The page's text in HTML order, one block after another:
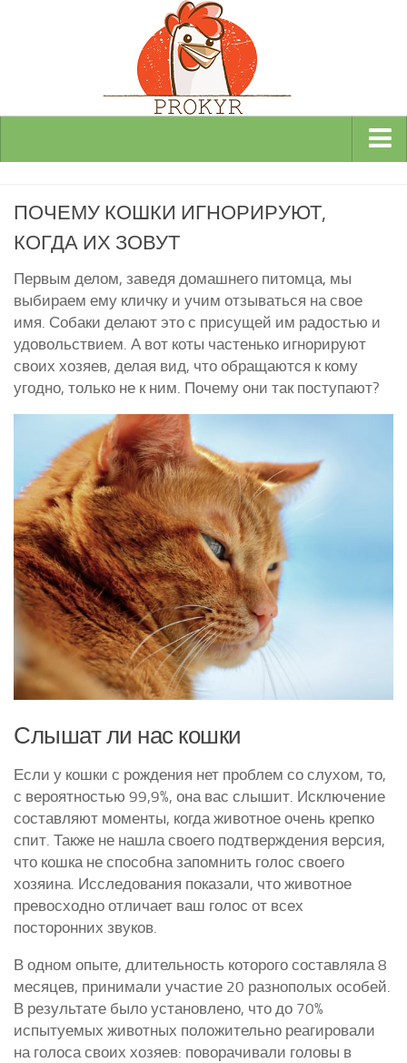
Декоративные
Яичные
Инкубаторы
Здоровье кур
Разведение и содержание кур
Курятники и клетки
Полезное о курах
Другие птицы
Гуси
Индюки
Перепела
Утки
ПОЧЕМУ КОШКИ ИГНОРИРУЮТ,
КОГДА ИХ ЗОВУТ
Первым делом, заведя домашнего питомца, мы
выбираем ему кличку и учим отзываться на свое
имя. Собаки делают это с присущей им радостью и
удовольствием. А вот коты частенько игнорируют
своих хозяев, делая вид, что обращаются к кому
угодно, только не к ним. Почему они так поступают?
Слышат ли нас кошки
Если у кошки с рождения нет проблем со слухом, то,
с вероятностью 99,9%, она вас слышит. Исключение
составляют моменты, когда животное очень крепко
спит. Также не нашла своего подтверждения версия,
что кошка не способна запомнить голос своего
хозяина. Исследования показали, что животное
превосходно отличает ваш голос от всех
посторонних звуков.
В одном опыте, длительность которого составляла 8
месяцев, принимали участие 20 разнополых особей.
В результате было установлено, что до 70%
испытуемых животных положительно реагировали
на голоса своих хозяев: поворачивали головы в